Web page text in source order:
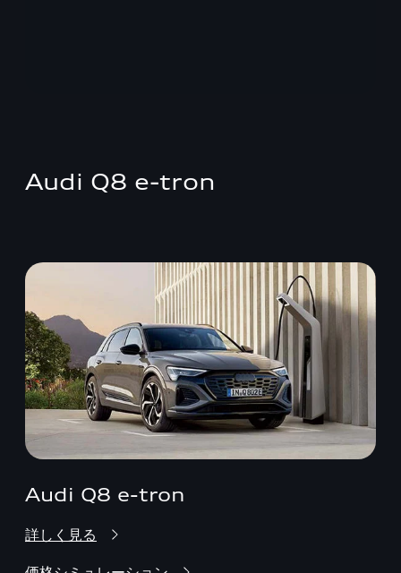
Audi Q8 e-tron
Audi Q8 e-tron
詳しく見る